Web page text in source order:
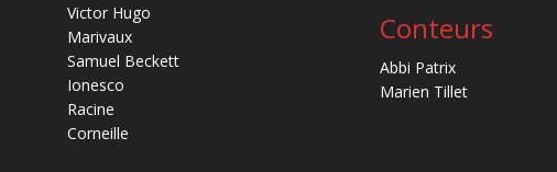
Victor Hugo
Marivaux
Samuel Beckett
Ionesco
Racine
Corneille
Conteurs
Abbi Patrix
Marien Tillet